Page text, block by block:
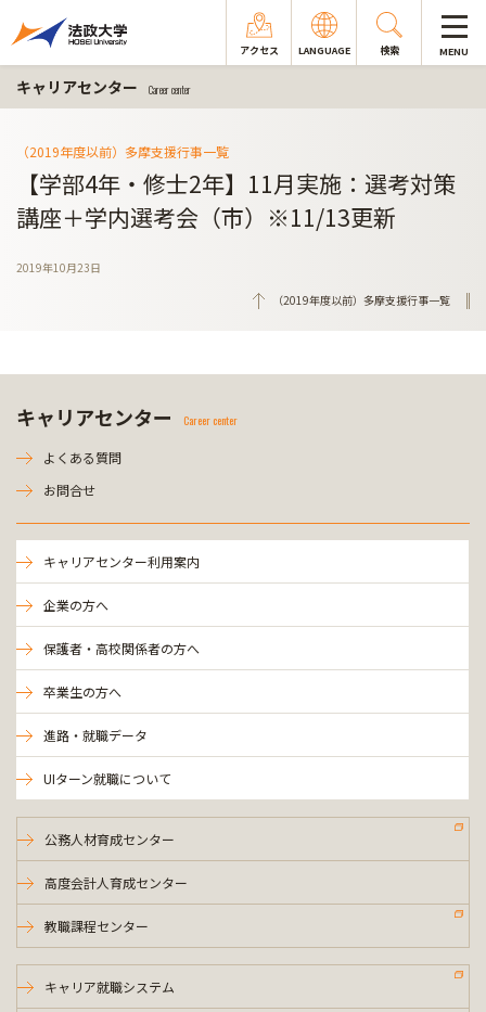
アクセス LANGUAGE 検索 MENU
キャリアセンター Career center
（2019年度以前）多摩支援行事一覧
【学部4年・修士2年】11月実施：選考対策
講座＋学内選考会（市）※11/13更新
2019年10月23日
（2019年度以前）多摩支援行事一覧
キャリアセンター Career center
よくある質問
お問合せ
キャリアセンター利用案内
企業の方へ
保護者・高校関係者の方へ
卒業生の方へ
進路・就職データ
UIターン就職について
公務人材育成センター
高度会計人育成センター
教職課程センター
キャリア就職システム